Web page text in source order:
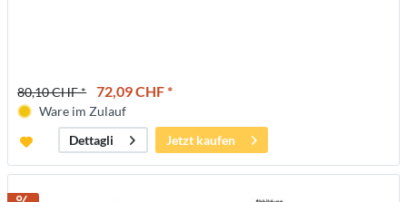
80,10 CHF * 72,09 CHF *
Ware im Zulauf
Dettagli
Jetzt kaufen